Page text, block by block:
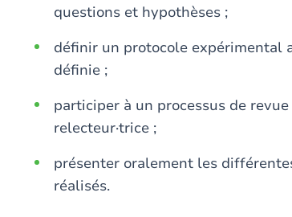
questions et hypothèses ;
définir un protocole expérimental
définie ;
participer à un processus de
relecteur·trice ;
présenter oralement les
réalisés.